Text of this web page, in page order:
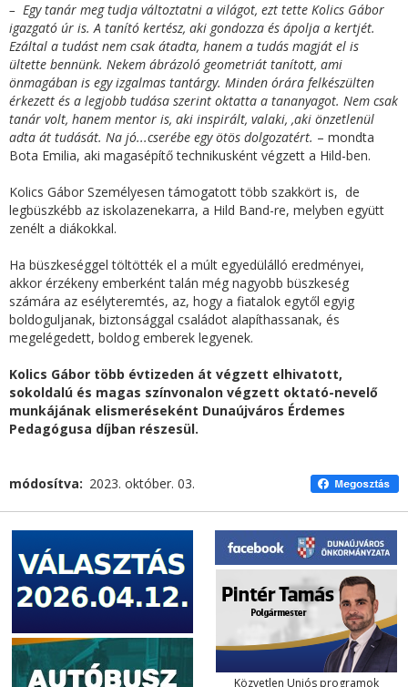
– Egy tanár meg tudja változtatni a világot, ezt tette Kolics Gábor
igazgató úr is. A tanító kertész, aki gondozza és ápolja a kertjét.
Ezáltal a tudást nem csak átadta, hanem a tudás magját el is
ültette bennünk. Nekem ábrázoló geometriát tanított, ami
önmagában is egy izgalmas tantárgy. Minden órára felkészülten
érkezett és a legjobb tudása szerint oktatta a tananyagot. Nem csak
tanár volt, hanem mentor is, aki inspirált, valaki, ,aki önzetlenül
adta át tudását. Na jó...cserébe egy ötös dolgozatért. – mondta
Bota Emilia, aki magasépítő technikusként végzett a Hild-ben.
Kolics Gábor Személyesen támogatott több szakkört is, de
legbüszkébb az iskolazenekarra, a Hild Band-re, melyben együtt
zenélt a diákokkal.
Ha büszkeséggel töltötték el a múlt egyedülálló eredményei,
akkor érzékeny emberként talán még nagyobb büszkeség
számára az esélyteremtés, az, hogy a fiatalok egytől egyig
boldoguljanak, biztonsággal családot alapíthassanak, és
megelégedett, boldog emberek legyenek.
Kolics Gábor több évtizeden át végzett elhivatott,
sokoldalú és magas színvonalon végzett oktató-nevelő
munkájának elismeréseként Dunaújváros Érdemes
Pedagógusa díjban részesül.
módosítva 2023. október. 03.
Közvetlen Uniós programok